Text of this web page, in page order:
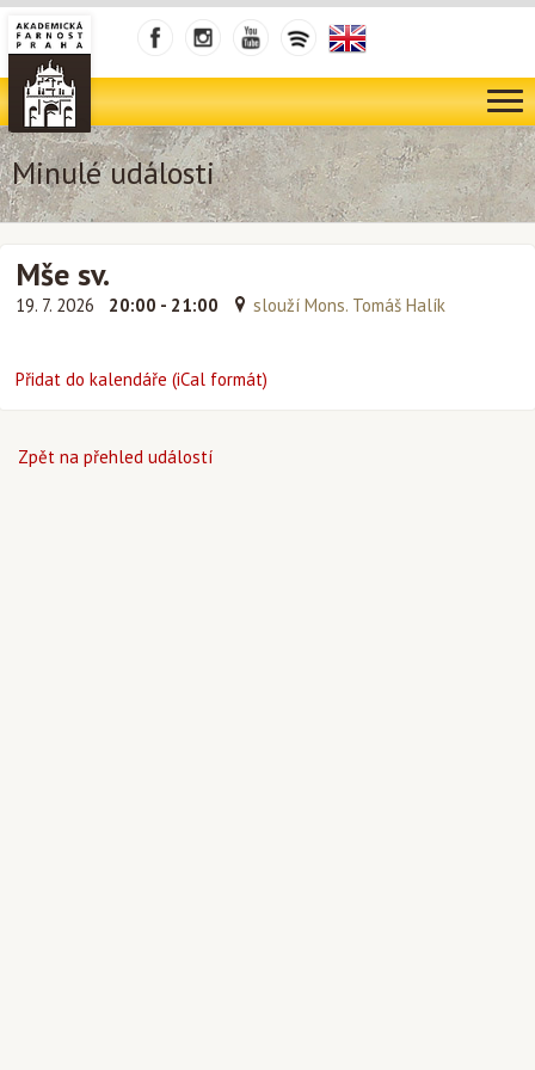
Minulé události
Mše sv.
19. 7. 2026 20:00 - 21:00 slouží Mons. Tomáš Halík
Přidat do kalendáře (iCal formát)
Zpět na přehled událostí